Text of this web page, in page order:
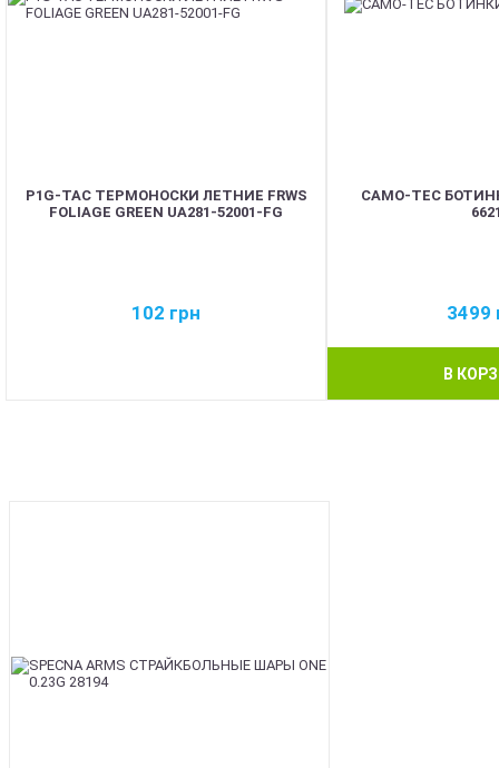
P1G-TAC ТЕРМОНОСКИ ЛЕТНИЕ FRWS
FOLIAGE GREEN UA281-52001-FG
102 грн
CAMO-TEC
3499
В